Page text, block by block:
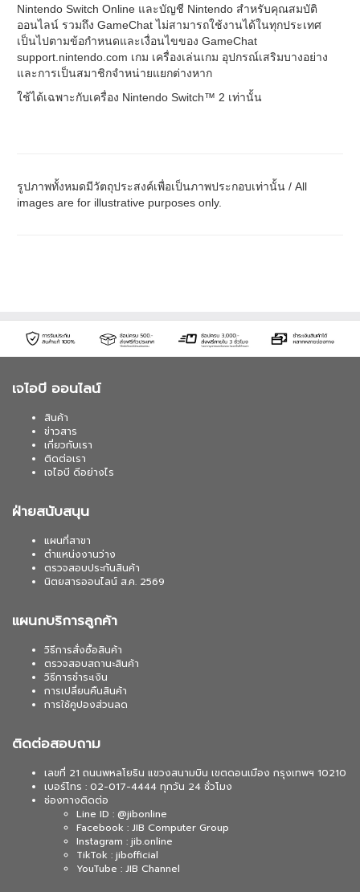
Nintendo Switch Online และบัญชี Nintendo สำหรับคุณสมบัติ
ออนไลน์ รวมถึง GameChat ไม่สามารถใช้งานได้ในทุกประเทศ
เป็นไปตามข้อกำหนดและเงื่อนไขของ GameChat
support.nintendo.com เกม เครื่องเล่นเกม อุปกรณ์เสริมบางอย่าง
และการเป็นสมาชิกจำหน่ายแยกต่างหาก
ใช้ได้เฉพาะกับเครื่อง Nintendo Switch™ 2 เท่านั้น
รูปภาพทั้งหมดมีวัตถุประสงค์เพื่อเป็นภาพประกอบเท่านั้น / All
images are for illustrative purposes only.
เจไอบี ออนไลน์
สินค้า
ข่าวสาร
เกี่ยวกับเรา
ติดต่อเรา
เจไอบี ดีอย่างไร
ฝ่ายสนับสนุน
แผนที่สาขา
ตำแหน่งงานว่าง
ตรวจสอบประกันสินค้า
นิตยสารออนไลน์ ส.ค. 2569
แผนกบริการลูกค้า
วิธีการสั่งซื้อสินค้า
ตรวจสอบสถานะสินค้า
วิธีการชำระเงิน
การเปลี่ยนคืนสินค้า
การใช้คูปองส่วนลด
ติดต่อสอบถาม
เลขที่ 21 ถนนพหลโยธิน แขวงสนามบิน เขตดอนเมือง กรุงเทพฯ 10210
เบอร์โทร : 02-017-4444 ทุกวัน 24 ชั่วโมง
ช่องทางติดต่อ
Line ID : @jibonline
Facebook : JIB Computer Group
Instagram : jib.online
TikTok : jibofficial
YouTube : JIB Channel